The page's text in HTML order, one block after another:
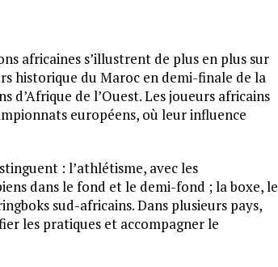
africaines s’illustrent de plus en plus sur
historique du Maroc en demi-finale de la
d’Afrique de l’Ouest. Les joueurs africains
européens, où leur influence
: l’athlétisme, avec les
dans le fond et le demi-fond ; la boxe, le
sud-africains. Dans plusieurs pays,
les pratiques et accompagner le